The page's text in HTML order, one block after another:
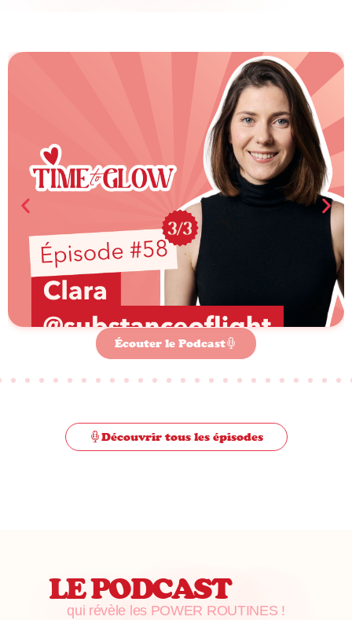
Écouter le Podcast
Découvrir tous les épisodes
LE PODCAST
qui révèle les POWER ROUTINES !